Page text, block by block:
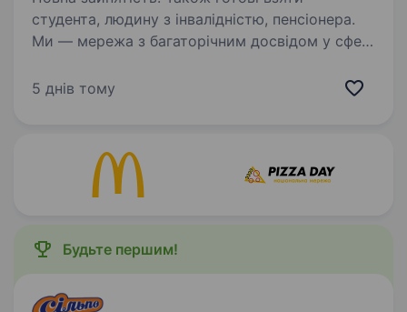
студента, людину з інвалідністю, пенсіонера.
Ми — мережа з багаторічним досвідом у сфері
пріоритетом задоволення потреб наших
хлібобулочних виробів;…
5 днів тому
Будьте першим!